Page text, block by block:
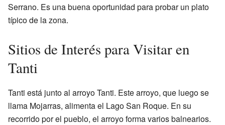
Serrano. Es una buena oportunidad para probar un plato
típico de la zona.
Sitios de Interés para Visitar en
Tanti
Tanti está junto al arroyo Tanti. Este arroyo, que luego se
llama Mojarras, alimenta el Lago San Roque. En su
recorrido por el pueblo, el arroyo forma varios balnearios.